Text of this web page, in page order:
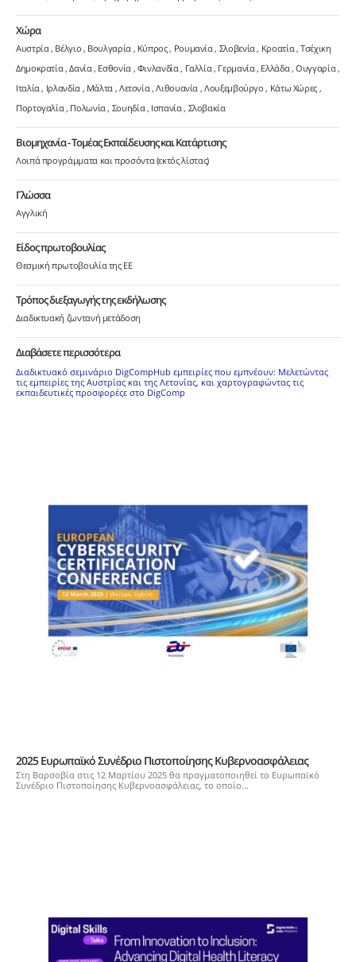
Χώρα
Αυστρία Βέλγιο Βουλγαρία Κύπρος Ρουμανία Σλοβενία Κροατία Τσέχικη
Δημοκρατία Δανία Εσθονία Φινλανδία Γαλλία Γερμανία Ελλάδα Ουγγαρία
Ιταλία
Ιρλανδία Μάλτα Λετονία Λιθουανία Λουξεμβούργο
Κάτω Χώρες
Πορτογαλία Πολωνία Σουηδία Ισπανία Σλοβακία
Βιομηχανία - Τομέας Εκπαίδευσης και Κατάρτισης
Λοιπά προγράμματα και προσόντα (εκτός λίστας)
Γλώσσα
Αγγλική
Είδος πρωτοβουλίας
Θεσμική πρωτοβουλία της ΕΕ
Τρόπος διεξαγωγής της εκδήλωσης
Διαδικτυακή ζωντανή μετάδοση
Διαβάσετε περισσότερα
Διαδικτυακό σεμινάριο DigCompHub εμπειρίες που εμπνέουν: Μελετώντας
τις εμπειρίες της Αυστρίας και της Λετονίας, και χαρτογραφώντας τις
εκπαιδευτικές προσφορέςε στο DigComp
2025 Ευρωπαϊκό Συνέδριο Πιστοποίησης Κυβερνοασφάλειας
Στη Βαρσοβία στις 12 Μαρτίου 2025 θα πραγματοποιηθεί το Ευρωπαϊκό
Συνέδριο Πιστοποίησης Κυβερνοασφάλειας, το οποίο...